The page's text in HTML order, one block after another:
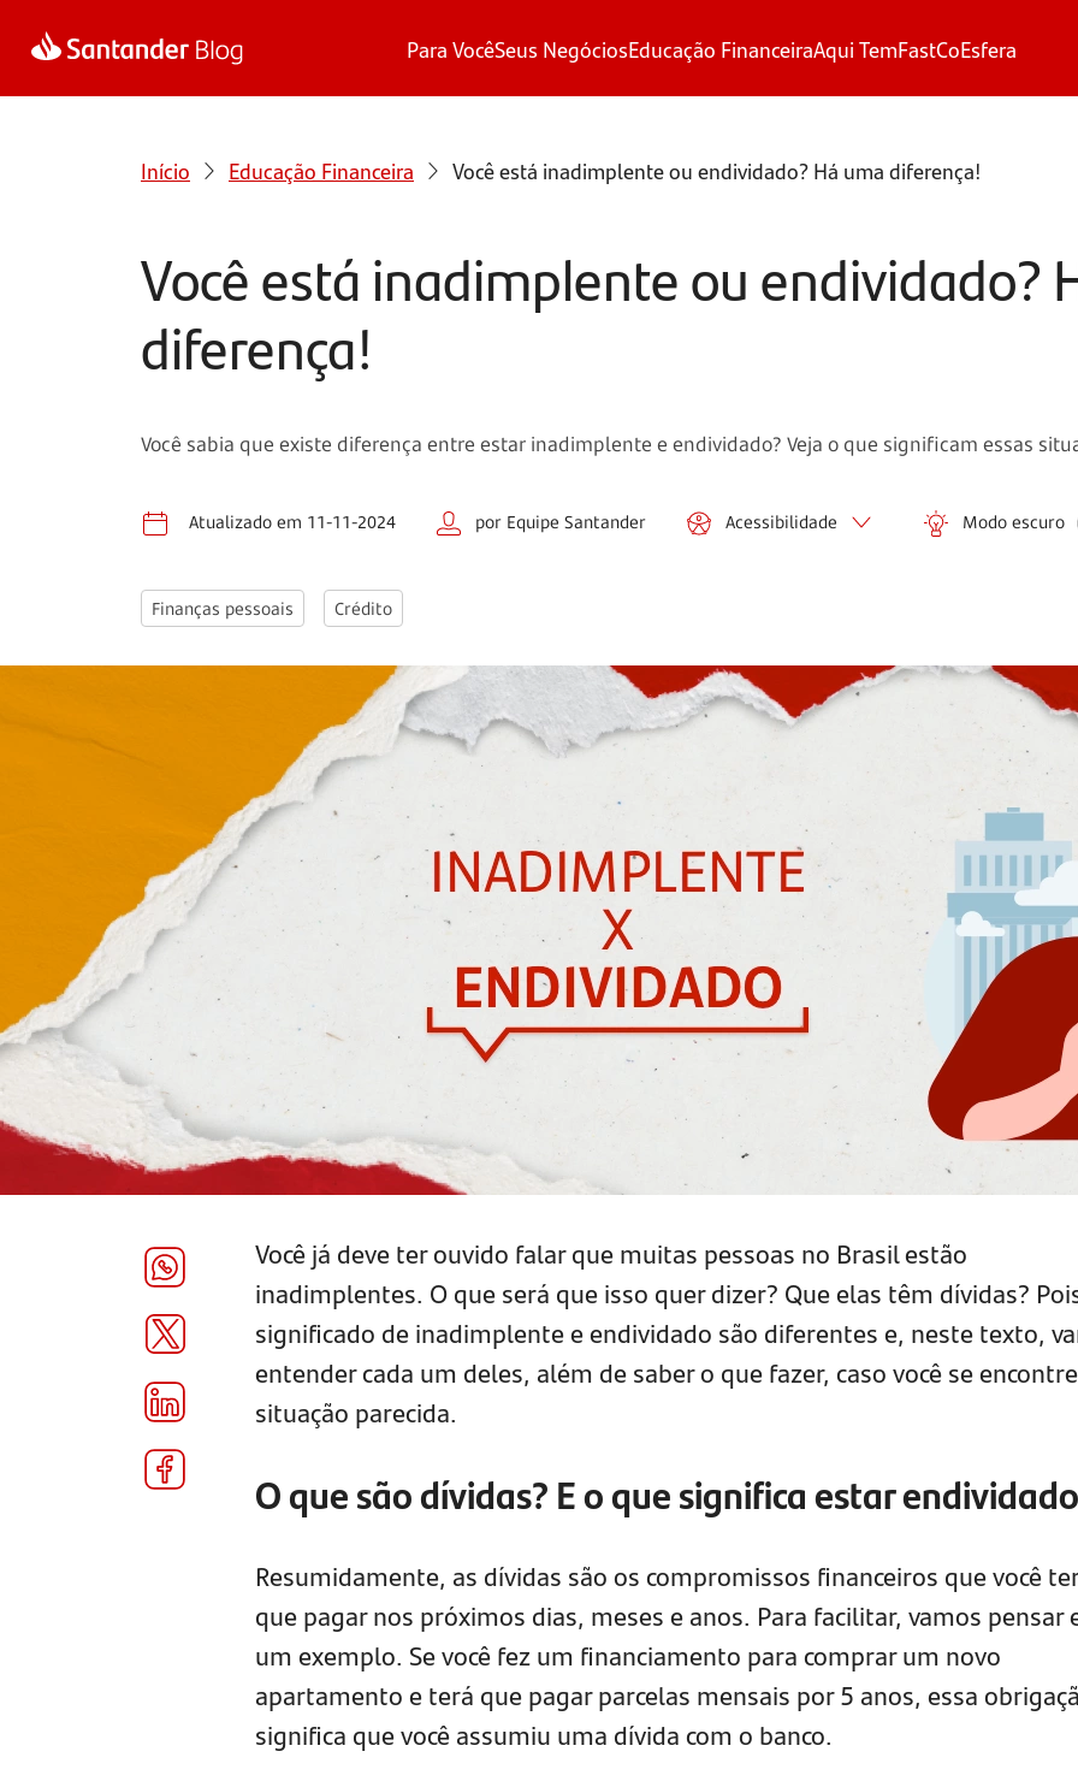
Para VocêSeus NegóciosEducação FinanceiraAqui TemFastCoEsfera
Início Educação Financeira Você está inadimplente ou endividado? Há uma diferença!
Você está inadimplente ou endividado?
diferença!
Você sabia que existe diferença entre estar inadimplente e endividado? Veja o que significam essas
Atualizado em 11-11-2024 por Equipe Santander Acessibilidade Modo escuro
Finanças pessoais Crédito
Você já deve ter ouvido falar que muitas pessoas no Brasil estão
inadimplentes. O que será que isso quer dizer? Que elas têm dívidas?
significado de inadimplente e endividado são diferentes e, neste texto,
entender cada um deles, além de saber o que fazer, caso você se
situação parecida.
O que são dívidas? E o que significa estar
Resumidamente, as dívidas são os compromissos financeiros que você
que pagar nos próximos dias, meses e anos. Para facilitar, vamos pensar
um exemplo. Se você fez um financiamento para comprar um novo
apartamento e terá que pagar parcelas mensais por 5 anos, essa
significa que você assumiu uma dívida com o banco.